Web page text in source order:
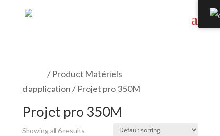
/ Product Matériels
d'application / Projet pro 350M
Projet pro 350M
Showing all 6 results